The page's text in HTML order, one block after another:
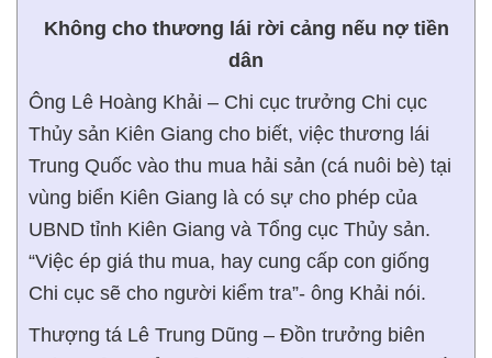
Không cho thương lái rời cảng nếu nợ tiền
dân
Ông Lê Hoàng Khải – Chi cục trưởng Chi cục
Thủy sản Kiên Giang cho biết, việc thương lái
Trung Quốc vào thu mua hải sản (cá nuôi bè) tại
vùng biển Kiên Giang là có sự cho phép của
UBND tỉnh Kiên Giang và Tổng cục Thủy sản.
“Việc ép giá thu mua, hay cung cấp con giống
Chi cục sẽ cho người kiểm tra”- ông Khải nói.
Thượng tá Lê Trung Dũng – Đồn trưởng biên